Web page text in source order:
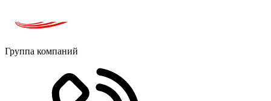
Группа компаний